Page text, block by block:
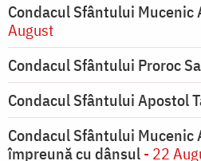
Condacul Sfântului
August
Condacul Sfântului Proroc
Condacul Sfântului Apostol
Condacul Sfântului Mucenic
împreună cu dânsul- 22